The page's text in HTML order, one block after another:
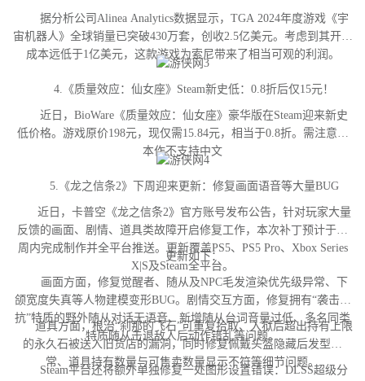
据分析公司Alinea Analytics数据显示，TGA 2024年度游戏《宇
宙机器人》全球销量已突破430万套，创收2.5亿美元。考虑到其开发
成本远低于1亿美元，这款游戏为索尼带来了相当可观的利润。
4.《质量效应：仙女座》Steam新史低：0.8折后仅15元！
近日，BioWare《质量效应：仙女座》豪华版在Steam迎来新史
低价格。游戏原价198元，现仅需15.84元，相当于0.8折。需注意，
本作不支持中文
5.《龙之信条2》下周迎来更新：修复画面语音等大量BUG
近日，卡普空《龙之信条2》官方账号发布公告，针对玩家大量
反馈的画面、剧情、道具类故障开启修复工作，本次补丁预计于下
周内完成制作并全平台推送。更新覆盖PS5、PS5 Pro、Xbox Series
X|S及Steam全平台。
更新如下：
画面方面，修复觉醒者、随从及NPC毛发渲染优先级异常、下
颌宽度失真等人物建模变形BUG。剧情交互方面，修复拥有“袭击对
抗”特质的野外随从对话无语音、新增随从台词音量过低、多名同类
特质随从击退敌人后动作错乱等问题。
道具方面，根治“刹那的飞石”可重复拾取、入狱后超出持有上限
的永久石被送入旧货店的漏洞，同时修复佩戴头盔隐藏后发型异
常、道具持有数量与可售卖数量显示不符等细节问题。
Steam平台还将额外单独修复一处图形设置错误：DLSS超级分